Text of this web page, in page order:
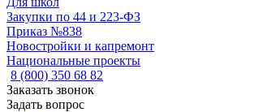
Закупки по 44 и 223-ФЗ
Приказ №838
Новостройки и капремонт
Национальные проекты
8 (800) 350 68 82
Заказать звонок
Задать вопрос